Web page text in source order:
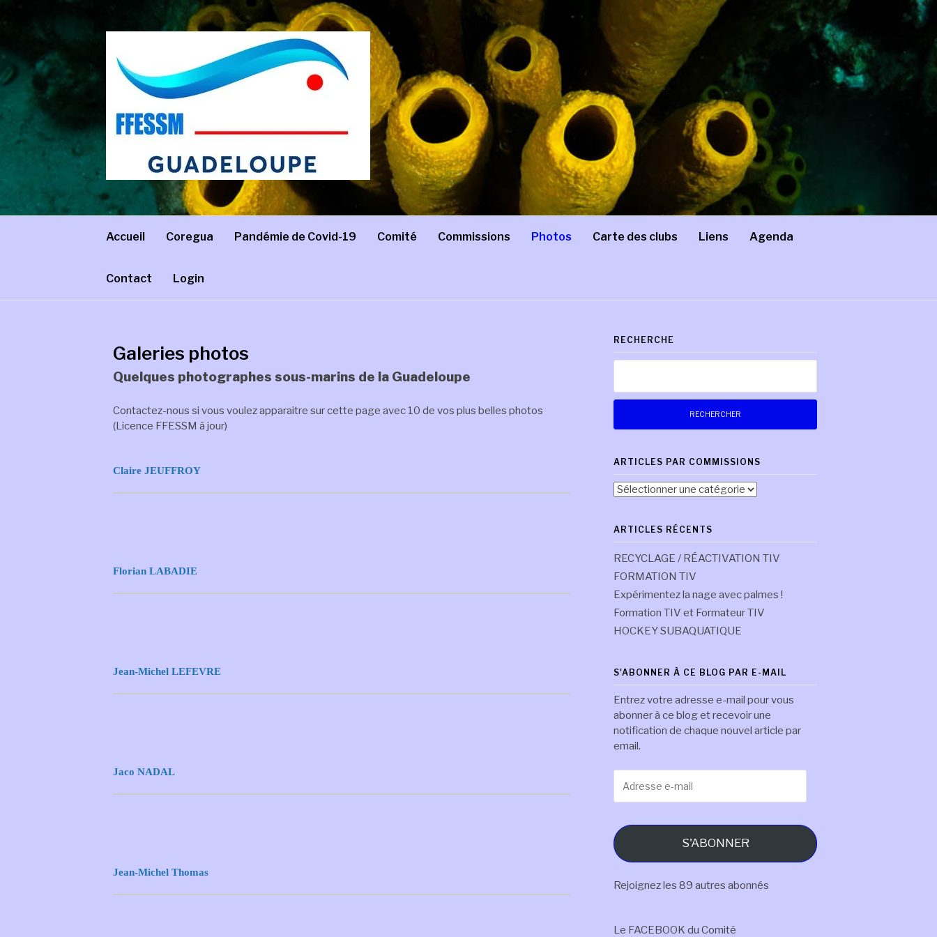
contenu
COREGUA
Comité régional de Guadeloupe – FFESSM
Accueil Coregua Pandémie de Covid-19 Comité Commissions Photos Carte des clubs Liens Agenda
Contact Login
Galeries photos
Quelques photographes sous-marins de la Guadeloupe
Contactez-nous si vous voulez apparaitre sur cette page avec 10 de vos plus belles photos
(Licence FFESSM à jour)
Claire JEUFFROY
Florian LABADIE
Jean-Michel LEFEVRE
Jaco NADAL
Jean-Michel Thomas
RECHERCHE
ARTICLES PAR COMMISSIONS
Articles
ARTICLES RÉCENTS
RECYCLAGE / RÉACTIVATION TIV
FORMATION TIV
Expérimentez la nage avec palmes !
Formation TIV et Formateur TIV
HOCKEY SUBAQUATIQUE
S'ABONNER À CE BLOG PAR E-MAIL
Entrez votre adresse e-mail pour vous
abonner à ce blog et recevoir une
notification de chaque nouvel article par
email.
e-
S'ABONNER
Rejoignez les 89 autres abonnés
Le FACEBOOK du Comité